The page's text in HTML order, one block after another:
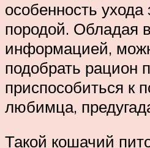
особенность ухода
породой. Обладая
информацией,
подобрать рацион
приспособиться к
любимца,
Такой кошачий